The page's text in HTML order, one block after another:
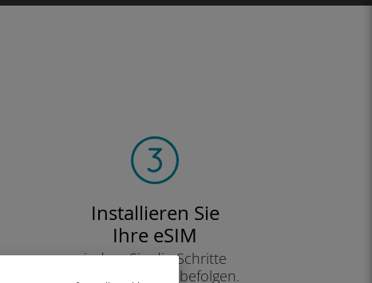
Installieren Sie
Ihre eSIM
indem Sie die Schritte
auf Ihrem Gerät befolgen.